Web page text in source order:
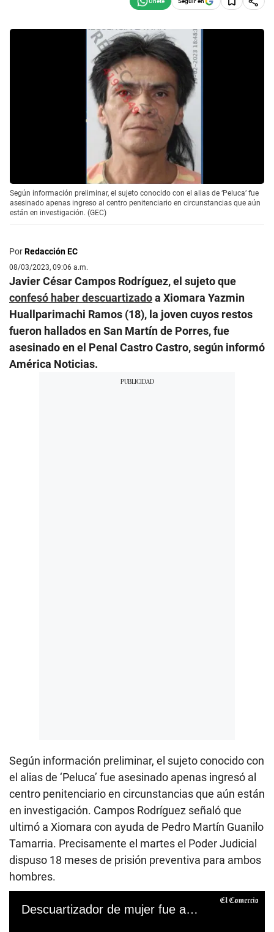
Según información preliminar, el sujeto conocido con el alias de ‘Peluca’ fue
asesinado apenas ingreso al centro penitenciario en circunstancias que aún
están en investigación. (GEC)
PorRedacción EC
08/03/2023, 09:06 a.m.
Javier César Campos Rodríguez, el sujeto que
confesó haber descuartizadoa Xiomara Yazmin
Huallparimachi Ramos (18), la joven cuyos restos
fueron hallados en San Martín de Porres, fue
asesinado en el Penal Castro Castro, según informó
América Noticias.
Según información preliminar, el sujeto conocido con
el alias de ‘Peluca’ fue asesinado apenas ingresó al
centro penitenciario en circunstancias que aún están
en investigación. Campos Rodríguez señaló que
ultimó a Xiomara con ayuda de Pedro Martín Guanilo
Tamarria. Precisamente el martes el Poder Judicial
dispuso 18 meses de prisión preventiva para ambos
hombres.
Descuartizador de mujer fue asesinado en penal